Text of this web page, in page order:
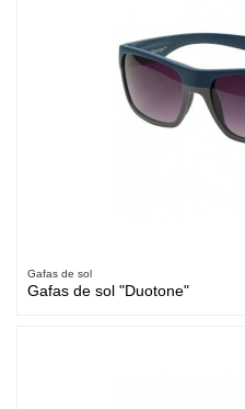
Gafas de sol
Gafas de sol "Duotone"